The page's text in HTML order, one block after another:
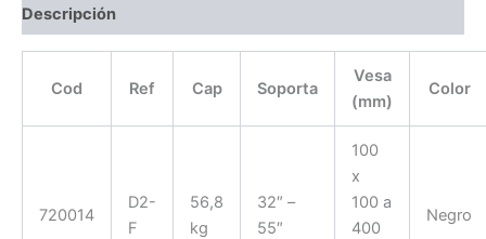
Descripción
Cod Ref Cap Soporta
Vesa
(mm)
Color
720014
D2-
F
56,8
kg
32″ –
55″
100
x
100 a
400
Negro